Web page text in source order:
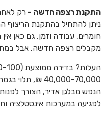
התקנת רצפה חדשה – רק
ניתן להתחיל בהתקנת
חומרים, עבודה וזמן. גם כאן
מקבלים רצפה חדשה, אבל
40,000-70,000
הנפש מבלגן אדיר, הצורך
לפגיעה במערכות אינסטלציה